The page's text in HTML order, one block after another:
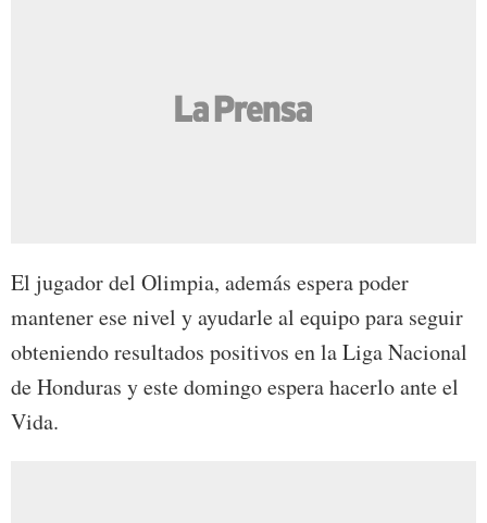
El jugador del Olimpia, además espera poder
mantener ese nivel y ayudarle al equipo para seguir
obteniendo resultados positivos en la Liga Nacional
de Honduras y este domingo espera hacerlo ante el
Vida.